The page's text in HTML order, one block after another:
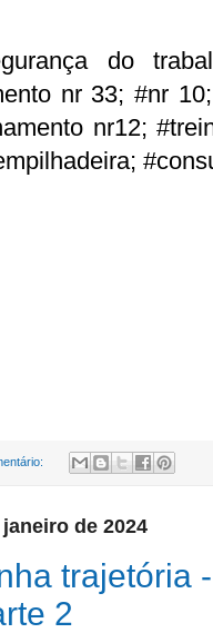
do
nr 33; #nr
nr12;
de 2024
trajetória
2